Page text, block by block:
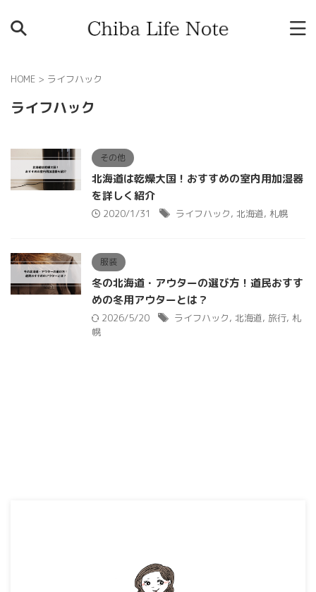
HOME > ライフハック
ライフハック
その他
北海道は乾燥大国！おすすめの室内用加湿器
を詳しく紹介
2020/1/31 ライフハック, 北海道, 札幌
服装
冬の北海道・アウターの選び方！道民おすす
めの冬用アウターとは？
2026/5/20 ライフハック, 北海道, 旅行, 札
幌